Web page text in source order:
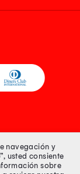
navegación y
usted consiente
sobre